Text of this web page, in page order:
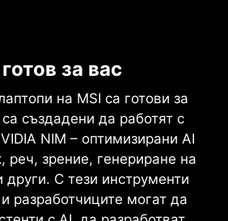
за вас
на MSI са готови за
създадени да работят с
NIM – оптимизирани AI
реч, зрение, генериране на
С тези инструменти
разработчиците могат да
скорост.
визуални ефекти.
от AI.
набор от технологии за
който използва AI за
на FPS, намаляване на
на качеството на
с невронно
рендиране
играта реализъм
NVIDIA Blackwell отключва
реализъм на пълното
лъчите. Насладете се на
с кинематографично